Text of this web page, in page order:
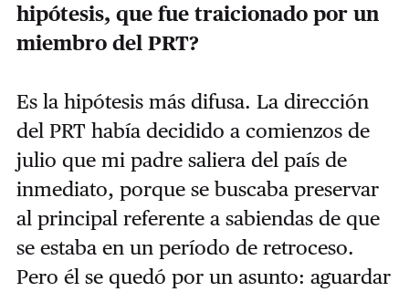
hipótesis, que fue traicionado por un
miembro del PRT?
Es la hipótesis más difusa. La dirección
del PRT había decidido a comienzos de
julio que mi padre saliera del país de
inmediato, porque se buscaba preservar
al principal referente a sabiendas de que
se estaba en un período de retroceso.
Pero él se quedó por un asunto: aguardar